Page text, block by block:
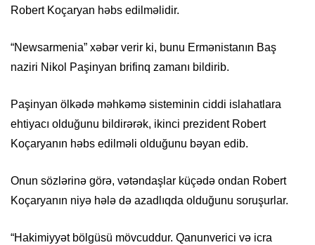
Robert Koçaryan həbs edilməlidir.
“Newsarmenia” xəbər verir ki, bunu Ermənistanın Baş
naziri Nikol Paşinyan brifinq zamanı bildirib.
Paşinyan ölkədə məhkəmə sisteminin ciddi islahatlara
ehtiyacı olduğunu bildirərək, ikinci prezident Robert
Koçaryanın həbs edilməli olduğunu bəyan edib.
Onun sözlərinə görə, vətəndaşlar küçədə ondan Robert
Koçaryanın niyə hələ də azadlıqda olduğunu soruşurlar.
“Hakimiyyət bölgüsü mövcuddur. Qanunverici və icra